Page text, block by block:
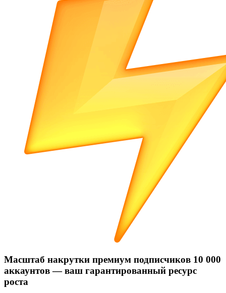
Масштаб накрутки премиум подписчиков 10 000
аккаунтов — ваш гарантированный ресурс
роста